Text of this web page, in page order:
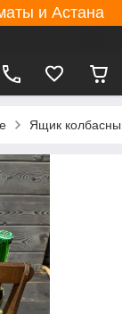
и Астана
Ящик